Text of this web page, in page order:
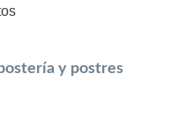
y postres